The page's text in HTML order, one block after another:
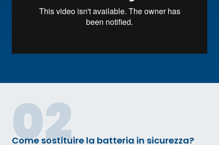
02
Come sostituire la batteria in sicurezza?